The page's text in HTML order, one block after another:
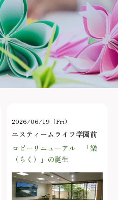
2026/06/19（Fri）
エスティームライフ学園前
ロビーリニューアル 「樂
（らく）」の誕生